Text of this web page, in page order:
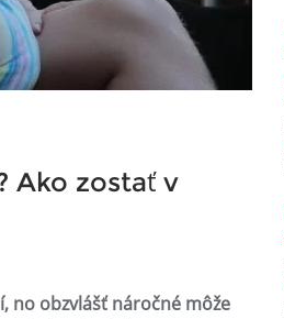
Ako zostať v
no obzvlášť náročné môže